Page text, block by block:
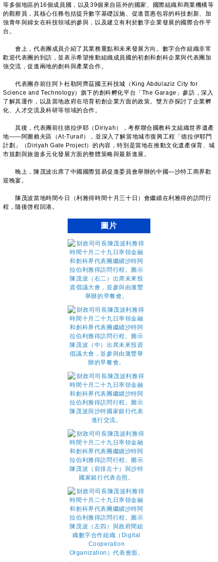
等多個地區的16個成員國，以及39個來自區外的國家、國際組織和商業機構等
的觀察員，其核心任務包括提升數字基礎設施、促進普惠包容的科技創新、加
強青年與婦女在科技領域的參與，以及建立有利於數字企業發展的國際合作平
台。
會上，代表團成員介紹了其業務重點和未來發展方向。數字合作組織非常
歡迎代表團的到訪，並表示希望推動組織成員國的初創和創科企業與代表團加
強交流，促進兩地的創科與產業合作。
代表團亦前往阿卜杜勒阿齊茲國王科技城（King Abdulaziz City for
Science and Technology）旗下的創科孵化平台「The Garage」參訪，深入
了解其運作，以及當地政府在培育初創企業方面的政策。雙方亦探討了企業孵
化、人才交流及科研等領域的合作。
其後，代表團前往德拉伊耶（Diriyah），考察聯合國教科文組織世界遺產
地——阿圖賴夫區（At-Turaif），並深入了解當地城市復興工程「德拉伊耶門
計劃」（Diriyah Gate Project）的內容，特別是當地在推動文化遺產保育、城
市規劃與旅遊多元化發展方面的整體策略與最新進展。
晚上，陳茂波出席了中國國際貿易促進委員會舉辦的中國—沙特工商界歡
迎晚宴。
陳茂波當地時間今日（利雅得時間十月三十日）會繼續在利雅得的訪問行
程，隨後啓程回港。
圖片